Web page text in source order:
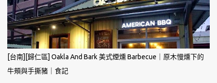
[台南][歸仁區] Oakla And Bark 美式煙燻 Barbecue｜原木慢燻下的
牛頰與手撕豬｜食記